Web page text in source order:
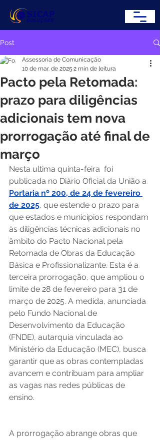
Post
Pacto pela Retomada:
prazo para diligências
adicionais tem nova
prorrogação até final de
março
Assessoria de Comunicação
10 de mar. de 2025 2 min de leitura
Nesta ultima quinta-feira  foi
publicada no Diário Oficial da União a
Portaria nº 200, de 24 de fevereiro
de 2025, que estende o prazo para
que estados e municípios respondam
às diligências técnicas adicionais no
âmbito do Pacto Nacional pela
Retomada de Obras da Educação
Básica e Profissionalizante. Esta é a
terceira prorrogação, que ampliou o
limite de 28 de fevereiro para 31 de
março de 2025. A medida, anunciada
pelo Fundo Nacional de
Desenvolvimento da Educação
(FNDE), autarquia vinculada ao
Ministério da Educação (MEC), busca
garantir que as obras contempladas
avancem e contribuam para ampliar
as vagas nas redes públicas de
ensino.
A prorrogação abrange obras que